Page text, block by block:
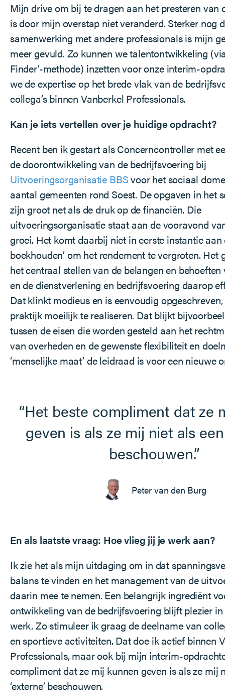
Mijn drive om bij te dragen aan het presteren van
is door mijn overstap niet veranderd. Sterker nog
samenwerking met andere professionals is mijn
meer gevuld. Zo kunnen we talentontwikkeling
Finder’-methode) inzetten voor onze interim-
we de expertise op het brede vlak van de
collega’s binnen Vanberkel Professionals.
Kan je iets vertellen over je huidige opdracht?
Recent ben ik gestart als Concerncontroller met
de doorontwikkeling van de bedrijfsvoering bij
Uitvoeringsorganisatie BBSvoor het sociaal
aantal gemeenten rond Soest. De opgaven in het
zijn groot net als de druk op de financiën. Die
uitvoeringsorganisatie staat aan de vooravond
groei. Het komt daarbij niet in eerste instantie aan
boekhouden’ om het rendement te vergroten. Het
het centraal stellen van de belangen en
en de dienstverlening en bedrijfsvoering daarop
Dat klinkt modieus en is eenvoudig
praktijk moeilijk te realiseren. Dat blijkt
tussen de eisen die worden gesteld aan het
van overheden en de gewenste flexibiliteit en
‘menselijke maat’ de leidraad is voor een nieuwe
Het beste compliment dat ze
geven is als ze mij niet als een
beschouwen.
Peter van den Burg
En als laatste vraag: Hoe vlieg jij je werk aan?
Ik zie het als mijn uitdaging om in dat
balans te vinden en het management van de
daarin mee te nemen. Een belangrijk ingrediënt
ontwikkeling van de bedrijfsvoering blijft plezier
werk. Zo stimuleer ik graag de deelname van
en sportieve activiteiten. Dat doe ik actief binnen
Professionals, maar ook bij mijn interim-
compliment dat ze mij kunnen geven is als ze mij
‘externe’ beschouwen.